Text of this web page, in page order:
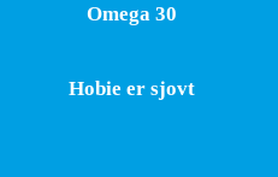
Omega 30
Hobie er sjovt